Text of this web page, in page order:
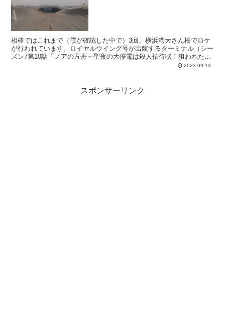
相棒ではこれまで（僕が確認した中で）3回、横浜港大さん橋でロケ
が行われています。ロイヤルウイング号が出航するターミナル（シー
ズン7第10話「ノアの方舟～聖夜の大停電は殺人招待状！狙われた法
務大臣・次の標的は豪華客船？」）奈緒を捕まえた場所（...2023.09.13
スポンサーリンク